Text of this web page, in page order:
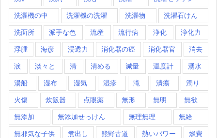
洗濯機の中 洗濯機の洗濯 洗濯物 洗濯石けん
洗面所 派手な色 流産 流行病 浄化 浄化力
浮腫 海彦 浸透力 消化器の癌 消化器官 消去
涙 淡々と 清 清める 減量 温度計 湧水
湯船 湿布 湿気 湿疹 滝 潰瘍 濁り
火傷 炊飯器 点眼薬 無形 無明 無欲
無添加 無添加せっけん 無理無理 無給
無邪気な子供 煮出し 熊野古道 熱いパワー 燃費